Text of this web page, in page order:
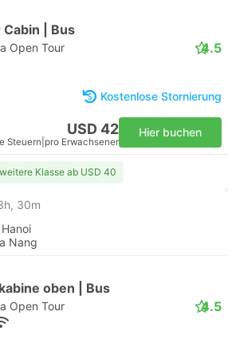
| Bus
Open Tour 4.5
Kostenlose Stornierung
USD 42
Steuern pro Erwachsener
Hier buchen
Klasse ab USD 40
30m
Nang
oben | Bus
Open Tour 4.5